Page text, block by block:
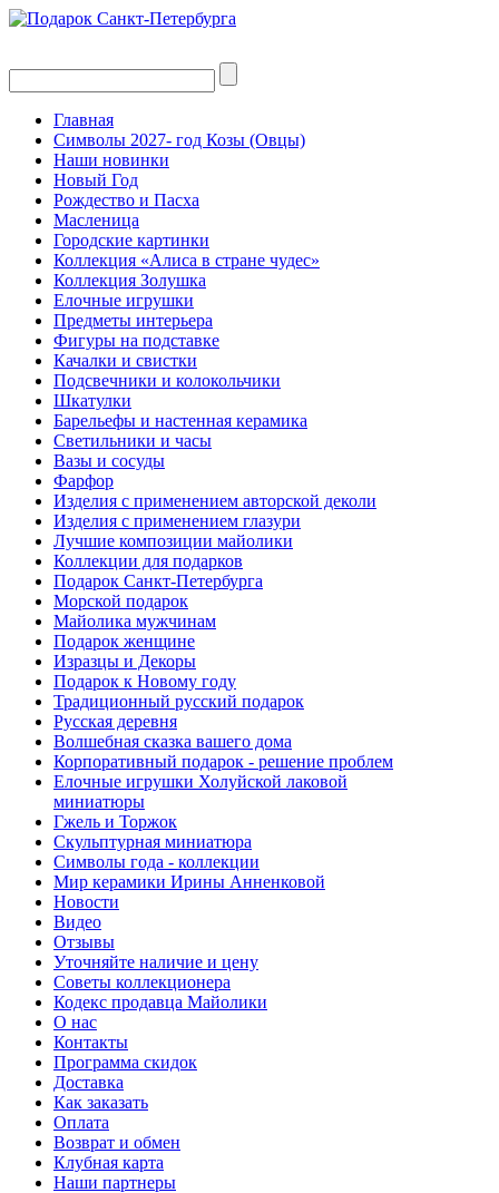
Главная
Символы 2027- год Козы (Овцы)
Наши новинки
Новый Год
Рождество и Пасха
Масленица
Городские картинки
Коллекция «Алиса в стране чудес»
Коллекция Золушка
Елочные игрушки
Предметы интерьера
Фигуры на подставке
Качалки и свистки
Подсвечники и колокольчики
Шкатулки
Барельефы и настенная керамика
Светильники и часы
Вазы и сосуды
Фарфор
Изделия с применением авторской деколи
Изделия с применением глазури
Лучшие композиции майолики
Коллекции для подарков
Подарок Санкт-Петербурга
Морской подарок
Майолика мужчинам
Подарок женщине
Изразцы и Декоры
Подарок к Новому году
Традиционный русский подарок
Русская деревня
Волшебная сказка вашего дома
Корпоративный подарок - решение проблем
Елочные игрушки Холуйской лаковой
миниатюры
Гжель и Торжок
Скульптурная миниатюра
Символы года - коллекции
Мир керамики Ирины Анненковой
Новости
Видео
Отзывы
Уточняйте наличие и цену
Советы коллекционера
Кодекс продавца Майолики
О нас
Контакты
Программа скидок
Доставка
Как заказать
Оплата
Возврат и обмен
Клубная карта
Наши партнеры